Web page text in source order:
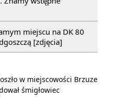
miejscu na DK 80
[zdjęcia]
w miejscowości Brzuze
śmigłowiec